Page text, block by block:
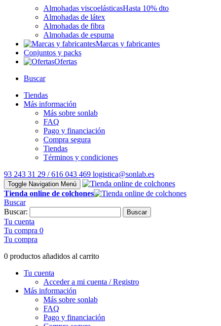
Almohadas viscoelásticasHasta 10% dto
Almohadas de látex
Almohadas de fibra
Almohadas de espuma
Marcas y fabricantes
Conjuntos y packs
Ofertas
Buscar
Tiendas
Más información
Más sobre sonlab
FAQ
Pago y financiación
Compra segura
Tiendas
Términos y condiciones
93 243 31 29 / 616 043 469 logistica@sonlab.es
Toggle Navigation Menú
Tienda online de colchones
Buscar
Buscar:
Buscar
Tu cuenta
Tu compra 0
Tu compra
0 productos añadidos al carrito
Tu cuenta
Acceder a mi cuenta / Registro
Más información
Más sobre sonlab
FAQ
Pago y financiación